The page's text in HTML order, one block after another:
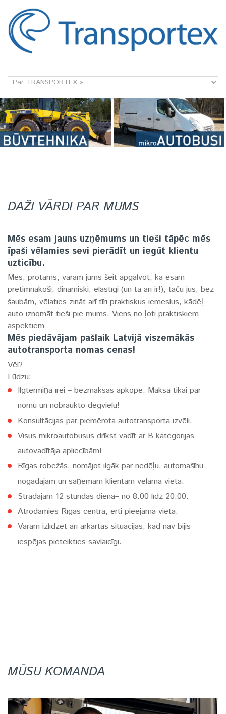
Skip to navigation
Skip to main content
DAŽI VĀRDI PAR MUMS
Mēs esam jauns uzņēmums un tieši tāpēc mēs
īpaši vēlamies sevi pierādīt un iegūt klientu
uzticību.
Mēs, protams, varam jums šeit apgalvot, ka esam
pretimnākoši, dinamiski, elastīgi (un tā arī ir!), taču jūs, bez
šaubām, vēlaties zināt arī tīri praktiskus iemeslus, kādēļ
auto iznomāt tieši pie mums. Viens no ļoti praktiskiem
aspektiem–
Mēs piedāvājam pašlaik Latvijā viszemākās
autotransporta nomas cenas!
Vēl?
Lūdzu:
Ilgtermiņa īrei – bezmaksas apkope. Maksā tikai par
nomu un nobraukto degvielu!
Konsultācijas par piemērota autotransporta izvēli.
Visus mikroautobusus drīkst vadīt ar B kategorijas
autovadītāja apliecībām!
Rīgas robežās, nomājot ilgāk par nedēļu, automašīnu
nogādājam un saņemam klientam vēlamā vietā.
Strādājam 12 stundas dienā– no 8.00 līdz 20.00.
Atrodamies Rīgas centrā, ērti pieejamā vietā.
Varam izlīdzēt arī ārkārtas situācijās, kad nav bijis
iespējas pieteikties savlaicīgi.
MŪSU KOMANDA